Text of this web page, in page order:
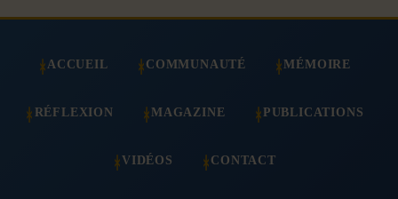
ACCUEIL COMMUNAUTÉ MÉMOIRE
RÉFLEXION MAGAZINE PUBLICATIONS
VIDÉOS CONTACT